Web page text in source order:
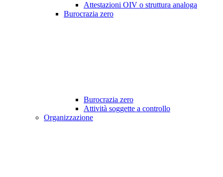
Attestazioni OIV o struttura analoga
Burocrazia zero
Burocrazia zero
Attività soggette a controllo
Organizzazione